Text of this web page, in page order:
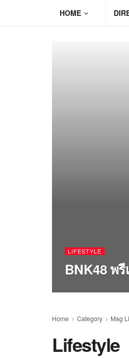
HOME
LIFESTYLE
BNK48 พ
Home Category Mag
Lifestyle